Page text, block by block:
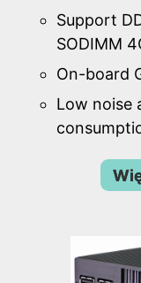
Support
SODIMM
On-board
Low noise